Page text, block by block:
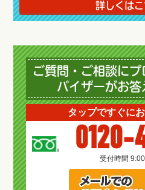
詳しくはこ
ご質問・ご相談に
バイザーがお答
タップですぐに
0120-
受付時間